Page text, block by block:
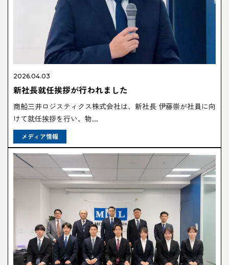
2026.04.03
新社長就任挨拶が行われました
商船三井ロジスティクス株式会社は、新社長 伊藤崇が社員に向
けて就任挨拶を行い、物...
メディア情報